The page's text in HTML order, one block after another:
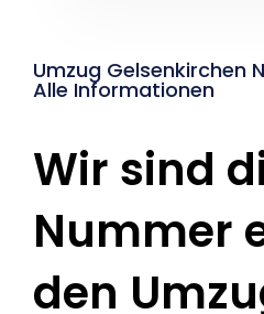
Umzug Gelsenkirchen
Alle Informationen
Wir sind
Nummer
den